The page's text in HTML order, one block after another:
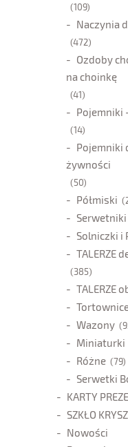
(109)
Naczynia
(472)
Ozdoby
na choinkę
(41)
Pojemniki
(14)
Pojemniki
żywności
(50)
Półmiski
Solniczki i
TALERZE
(385)
TALERZE
Wazony
Miniaturki
Różne (79)
Serwetki
KARTY
SZKŁO
Nowości